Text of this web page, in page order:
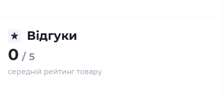
Відгуки
0 / 5
середній рейтинг товару